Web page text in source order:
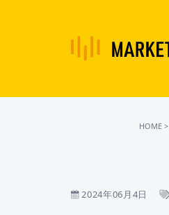
HOME>
2024年06月4日